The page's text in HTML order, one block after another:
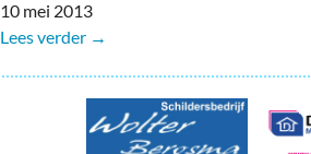
Woningaanbod
Columns & Redactioneel
Muziek
Podia & Dorpshuizen
10 mei 2013
Lees verder →